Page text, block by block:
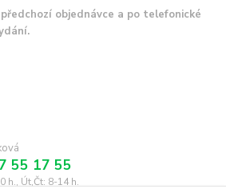
objednávce a po telefonické
55 17 55
h., Út,Čt: 8-14 h.